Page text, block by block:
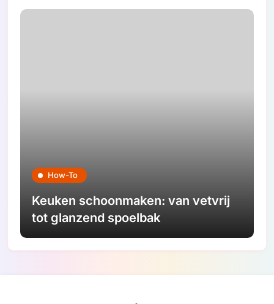
How-To
Keuken schoonmaken: van vetvrij
tot glanzend spoelbak